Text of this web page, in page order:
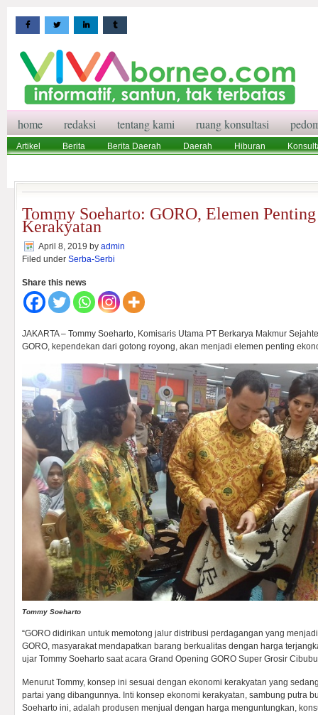
home redaksi tentang kami ruang konsultasi
Artikel Berita Berita Daerah Daerah Hiburan
Tommy Soeharto: GORO, Elemen
Kerakyatan
April 8, 2019 by admin
Filed under Serba-Serbi
Share this news
JAKARTA – Tommy Soeharto, Komisaris Utama PT Berkarya Makmur
GORO, kependekan dari gotong royong, akan menjadi elemen penting
Tommy Soeharto
“GORO didirikan untuk memotong jalur distribusi perdagangan yang
GORO, masyarakat mendapatkan barang berkualitas dengan harga
ujar Tommy Soeharto saat acara Grand Opening GORO Super Grosir
Menurut Tommy, konsep ini sesuai dengan ekonomi kerakyatan yang
partai yang dibangunnya. Inti konsep ekonomi kerakyatan, sambung putra
Soeharto ini, adalah produsen menjual dengan harga menguntungkan,